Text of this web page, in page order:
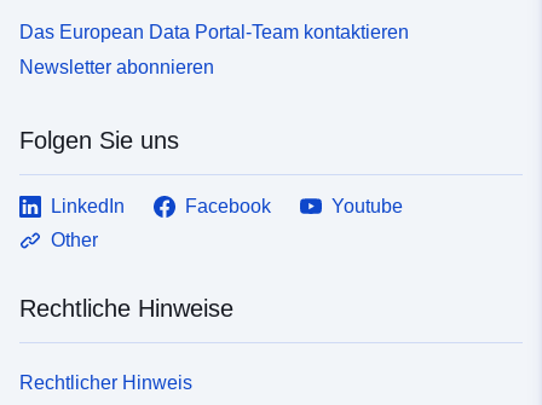
Das European Data Portal-Team kontaktieren
Newsletter abonnieren
Folgen Sie uns
LinkedIn Facebook
Youtube
Other
Rechtliche Hinweise
Rechtlicher Hinweis